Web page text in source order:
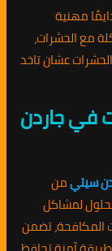
مهنية
مع الحشرات،
عشان تاخد
في جاردن
سيتيمن
لمشاكل
المكافحة، تضمن